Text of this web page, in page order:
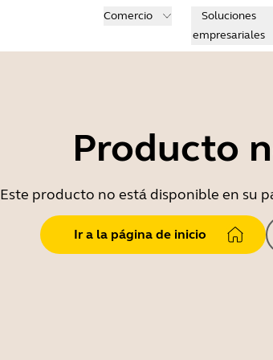
Comercio
Soluciones
empresariales
Producto
Este producto no está disponible en su
Ir a la página de inicio